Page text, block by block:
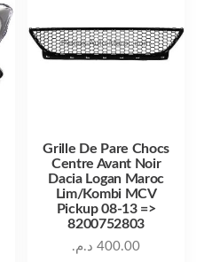
Grille De Pare Chocs
Centre Avant Noir
Dacia Logan Maroc
Lim/Kombi MCV
Pickup 08-13 =>
8200752803
400.00 د.م.